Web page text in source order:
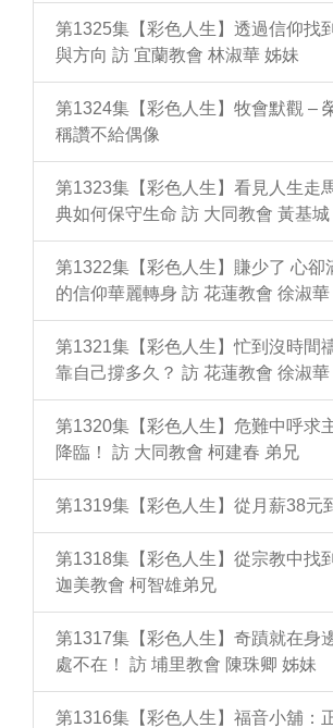
第1325集【彩色人生】透過信仰找
與方向 訪 宜蘭教會 林淑華 姊妹
第1324集【彩色人生】牧會默觀 –
稱讚不給偶像
第1323集【彩色人生】看見人生走
典如何保守生命 訪 大同教會 黃基
第1322集【彩色人生】賺少了 心卻
的信仰華麗轉身 訪 花蓮教會 徐淑華
第1321集【彩色人生】忙到沒時間
靠自己撐多久？ 訪 花蓮教會 徐淑華
第1320集【彩色人生】危難中呼求
降臨！ 訪 大同教會 柯建春 弟兄
第1319集【彩色人生】從月薪38元
第1318集【彩色人生】從宗教中找
迦美教會 柯智雄弟兄
第1317集【彩色人生】奇蹟就在身
處不在！ 訪 埔里教會 陳珠卿 姊妹
第1316集【彩色人生】福音小舖：